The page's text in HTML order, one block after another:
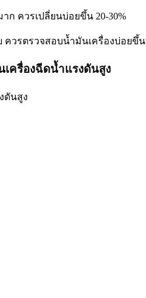
ควรเปลี่ยนบ่อยขึ้น 20-30%
ควรตรวจสอบน้ำมันเครื่องบ่อยขึ้น
ครื่องฉีดน้ำแรงดันสูง